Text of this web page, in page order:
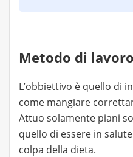
Metodo di lavoro
L’obbiettivo è quello di
come mangiare
Attuo solamente piani
quello di essere in
colpa della dieta.